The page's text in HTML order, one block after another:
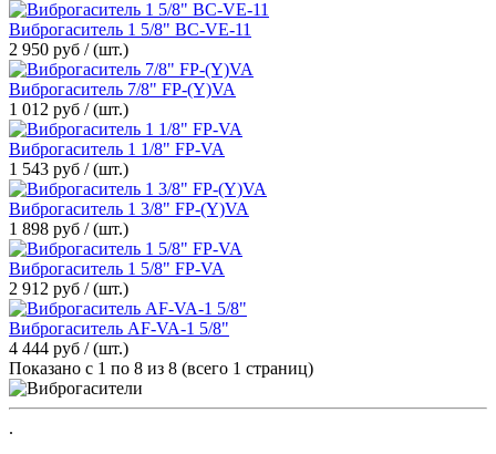
Виброгаситель 1 5/8" BC-VE-11
2 950 руб / (шт.)
Виброгаситель 7/8" FP-(Y)VA
1 012 руб / (шт.)
Виброгаситель 1 1/8" FP-VA
1 543 руб / (шт.)
Виброгаситель 1 3/8" FP-(Y)VA
1 898 руб / (шт.)
Виброгаситель 1 5/8" FP-VA
2 912 руб / (шт.)
Виброгаситель AF-VA-1 5/8"
4 444 руб / (шт.)
Показано с 1 по 8 из 8 (всего 1 страниц)
.